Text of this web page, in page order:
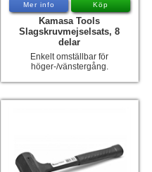
Mer info Köp
Kamasa Tools
Slagskruvmejselsats, 8
delar
Enkelt omställbar för
höger-/vänstergång.